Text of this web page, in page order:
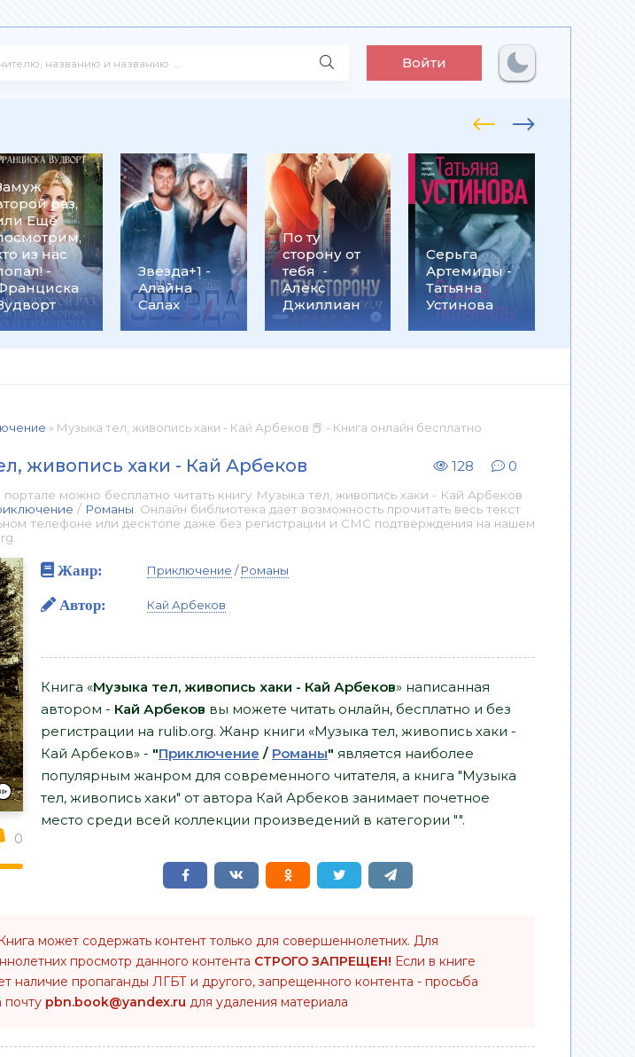
Войти
раз,
Ещё
из нас
-
Звезда+1 -
Алайна
Салах
По ту
сторону от
тебя -
Алекс
Джиллиан
Серьга
Артемиды -
Татьяна
Устинова
на
- Ольга
Громыко
» Музыка тел, живопись хаки - Кай Арбеков 📕 - Книга онлайн бесплатно
живопись хаки - Кай Арбеков 128 0
можно бесплатно читать книгу Музыка тел, живопись хаки - Кай Арбеков
/ Романы . Онлайн библиотека дает возможность прочитать весь текст
телефоне или десктопе даже без регистрации и СМС подтверждения на нашем
0
Жанр: Приключение /Романы
Автор: Кай Арбеков
Книга «Музыка тел, живопись хаки - Кай Арбеков» написанная
автором - Кай Арбеков вы можете читать онлайн, бесплатно и без
регистрации на rulib.org. Жанр книги «Музыка тел, живопись хаки -
Кай Арбеков» - "Приключение / Романы" является наиболее
популярным жанром для современного читателя, а книга "Музыка
тел, живопись хаки" от автора Кай Арбеков занимает почетное
место среди всей коллекции произведений в категории "".
может содержать контент только для совершеннолетних. Для
просмотр данного контента СТРОГО ЗАПРЕЩЕН! Если в книге
наличие пропаганды ЛГБТ и другого, запрещенного контента - просьба
почту pbn.book@yandex.ru для удаления материала